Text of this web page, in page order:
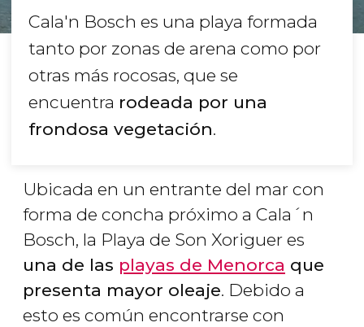
Cala'n Bosch es una playa formada
tanto por zonas de arena como por
otras más rocosas, que se
encuentra rodeada por una
frondosa vegetación.
Ubicada en un entrante del mar con
forma de concha próximo a Cala´n
Bosch, la Playa de Son Xoriguer es
una de las playas de Menorca que
presenta mayor oleaje. Debido a
esto es común encontrarse con